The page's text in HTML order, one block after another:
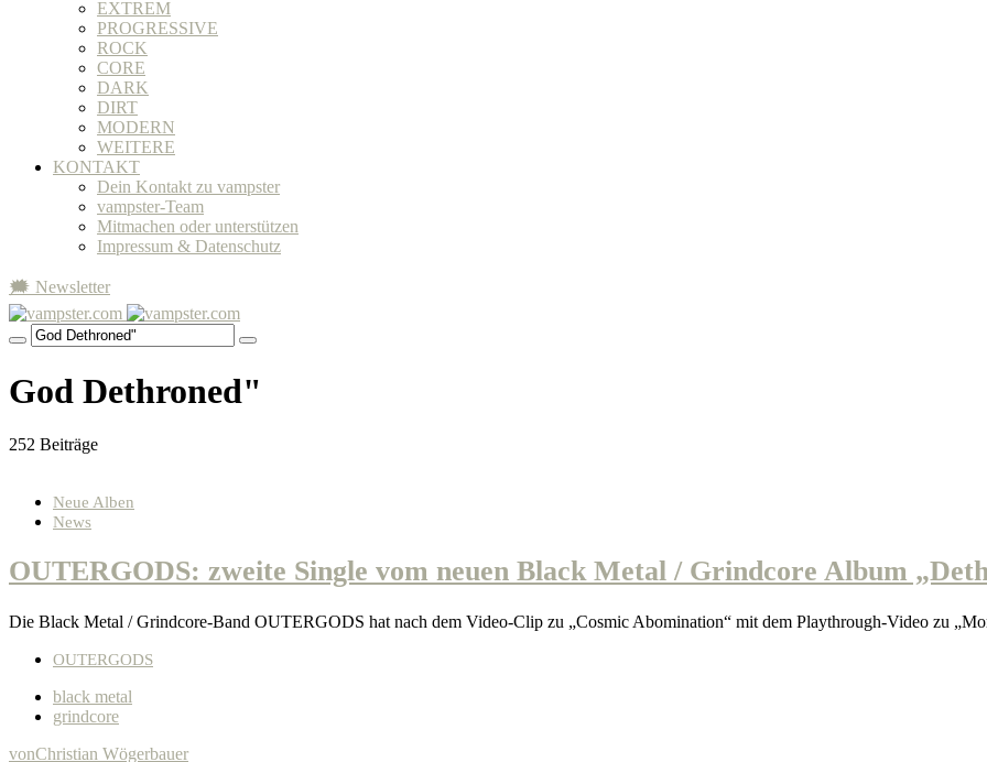
EXTREM
PROGRESSIVE
ROCK
CORE
DARK
DIRT
MODERN
WEITERE
KONTAKT
Dein Kontakt zu vampster
vampster-Team
Mitmachen oder unterstützen
Impressum & Datenschutz
🗯 Newsletter
God Dethroned"
252 Beiträge
Neue Alben
News
OUTERGODS: zweite Single vom neuen Black Metal / Grindcore Album
Die Black Metal / Grindcore-Band OUTERGODS hat nach dem Video-Clip zu „Cosmic Abomination“ mit dem Playthrough-Video zu
OUTERGODS
black metal
grindcore
vonChristian Wögerbauer